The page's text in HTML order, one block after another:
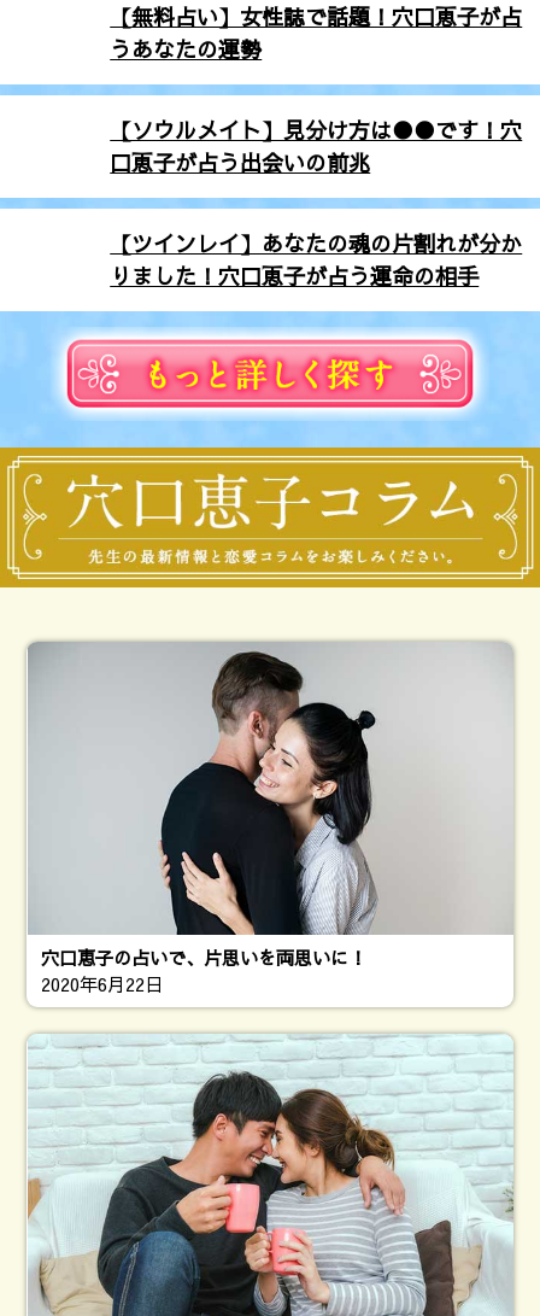
【無料占い】女性誌で話題！穴口恵子が占
うあなたの運勢
【ソウルメイト】見分け方は●●です！穴
口恵子が占う出会いの前兆
【ツインレイ】あなたの魂の片割れが分か
りました！穴口恵子が占う運命の相手
穴口恵子の占いで、片思いを両思いに！
2020年6月22日